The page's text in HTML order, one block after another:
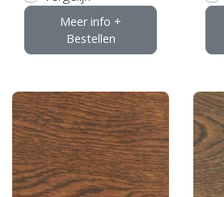
Meer info +
Bestellen